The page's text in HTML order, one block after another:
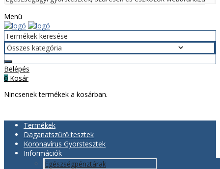
Menü
Belépés
0 Kosár
Nincsenek termékek a kosárban.
Termékek
Daganatszűrő tesztek
Koronavírus Gyorstesztek
Információk
Egészségpénztárak